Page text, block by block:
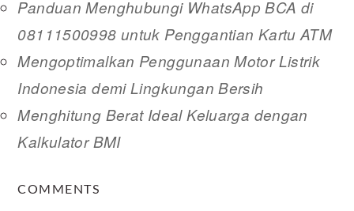
Panduan Menghubungi WhatsApp BCA di
08111500998 untuk Penggantian Kartu ATM
Mengoptimalkan Penggunaan Motor Listrik
Indonesia demi Lingkungan Bersih
Menghitung Berat Ideal Keluarga dengan
Kalkulator BMI
INTERACTIONS
COMMENTS